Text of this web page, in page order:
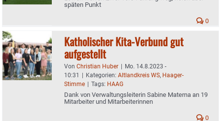
späten Punkt
0
Katholischer Kita-Verbund gut
aufgestellt
Von Christian Huber | Mo. 14.8.2023 -
10:31 | Kategorien: Altlandkreis WS, Haager-
Stimme | Tags: HAAG
Dank von Verwaltungsleiterin Sabine Materna an 19
Mitarbeiter und Mitarbeiterinnen
0